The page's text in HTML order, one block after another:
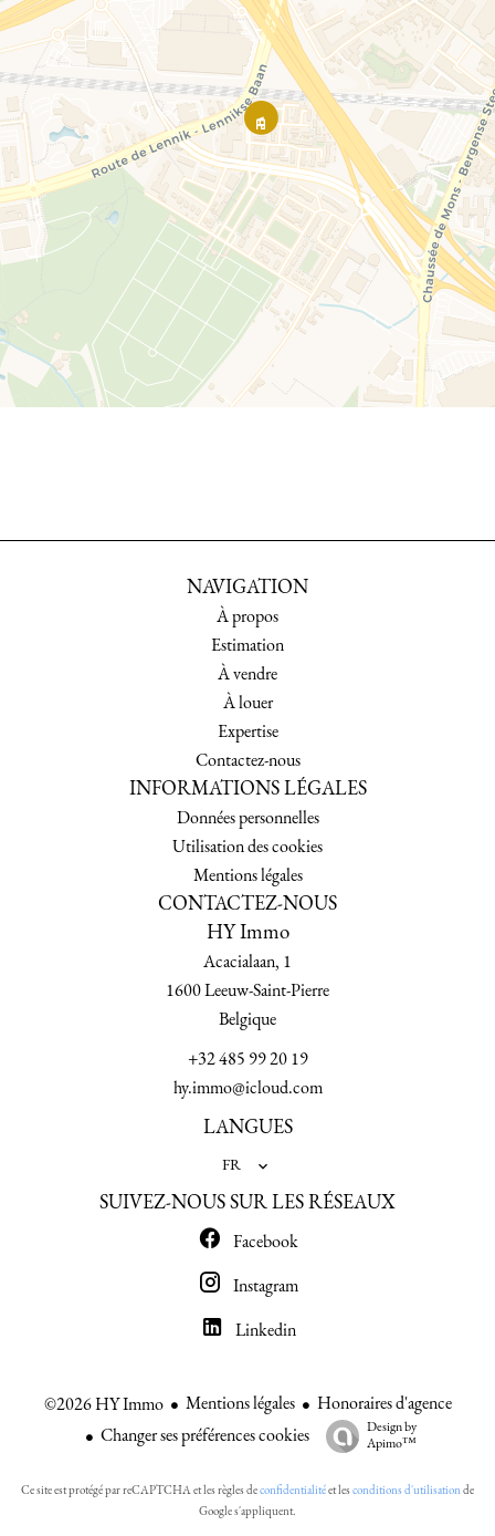
NAVIGATION
À propos
Estimation
À vendre
À louer
Expertise
Contactez-nous
INFORMATIONS LÉGALES
Données personnelles
Utilisation des cookies
Mentions légales
CONTACTEZ-NOUS
HY Immo
Acacialaan, 1
1600Leeuw-Saint-Pierre
Belgique
+32 485 99 20 19
hy.immo@icloud.com
LANGUES
FR
SUIVEZ-NOUS SUR LES RÉSEAUX
Facebook
Instagram
Linkedin
©2026 HY Immo Mentions légales
Honoraires d'agence
Changer ses préférences cookies
Design by
Apimo™
Ce site est protégé par reCAPTCHA et les règles deconfidentialitéet lesconditions d'utilisationde
Google s'appliquent.